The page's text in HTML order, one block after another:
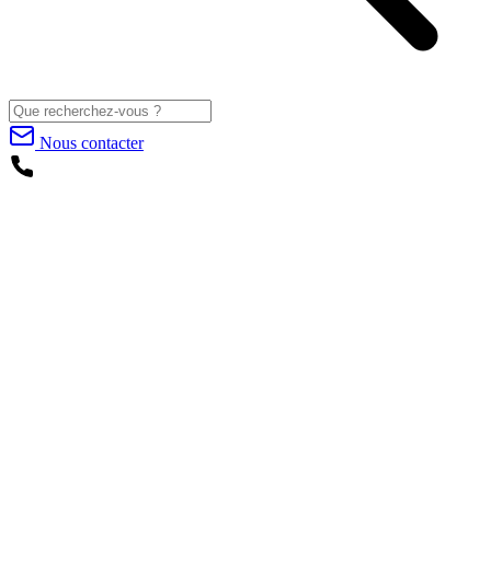
Nous contacter